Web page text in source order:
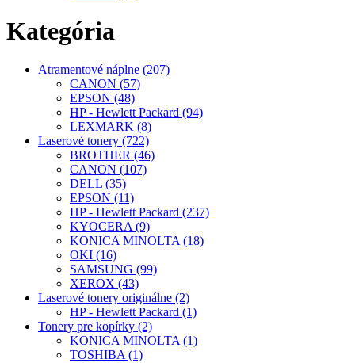
Kategória
Atramentové náplne (207)
CANON (57)
EPSON (48)
HP - Hewlett Packard (94)
LEXMARK (8)
Laserové tonery (722)
BROTHER (46)
CANON (107)
DELL (35)
EPSON (11)
HP - Hewlett Packard (237)
KYOCERA (9)
KONICA MINOLTA (18)
OKI (16)
SAMSUNG (99)
XEROX (43)
Laserové tonery originálne (2)
HP - Hewlett Packard (1)
Tonery pre kopírky (2)
KONICA MINOLTA (1)
TOSHIBA (1)